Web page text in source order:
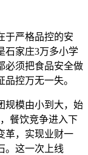
于严格品控的安
石家庄3万多小学
必须把食品安全做
控万无一失。
规模由小到大，始
餐饮竞争进入下
革，实现业财一
。这一次上线